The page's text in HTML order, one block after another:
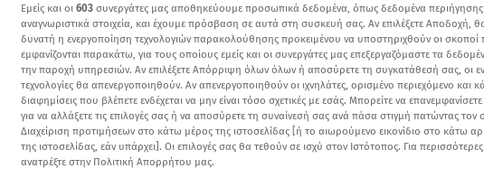
Εμείς και οι 603 συνεργάτες μας αποθηκεύουμε προσωπικά δεδομένα, όπως δεδομένα
αναγνωριστικά στοιχεία, και έχουμε πρόσβαση σε αυτά στη συσκευή σας. Αν επιλέξετε Αποδοχή,
δυνατή η ενεργοποίηση τεχνολογιών παρακολούθησης προκειμένου να υποστηριχθούν οι σκοποί
εμφανίζονται παρακάτω, για τους οποίους εμείς και οι συνεργάτες μας επεξεργαζόμαστε τα
την παροχή υπηρεσιών. Αν επιλέξετε Απόρριψη όλων όλων ή αποσύρετε τη συγκατάθεσή σας, οι
τεχνολογίες θα απενεργοποιηθούν. Αν απενεργοποιηθούν οι ιχνηλάτες, ορισμένο περιεχόμενο και
διαφημίσεις που βλέπετε ενδέχεται να μην είναι τόσο σχετικές με εσάς. Μπορείτε να
για να αλλάξετε τις επιλογές σας ή να αποσύρετε τη συναίνεσή σας ανά πάσα στιγμή πατώντας τον
Διαχείριση προτιμήσεων στο κάτω μέρος της ιστοσελίδας [ή το αιωρούμενο εικονίδιο στο κάτω
της ιστοσελίδας, εάν υπάρχει]. Οι επιλογές σας θα τεθούν σε ισχύ στον Ιστότοπος. Για
ανατρέξτε στην Πολιτική Απορρήτου μας.